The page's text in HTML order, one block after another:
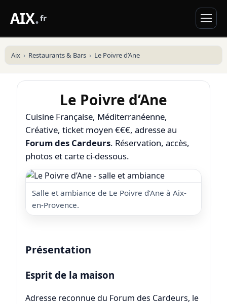
AIX.fr
Aix Restaurants & Bars Le Poivre d’Ane
Le Poivre d’Ane
Cuisine Française, Méditerranéenne,
Créative, ticket moyen €€€, adresse au
Forum des Cardeurs. Réservation, accès,
photos et carte ci-dessous.
Salle et ambiance de Le Poivre d’Ane à Aix-
en-Provence.
Présentation
Esprit de la maison
Adresse reconnue du Forum des Cardeurs, le